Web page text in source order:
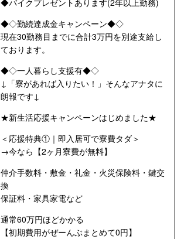
◆バイクプレゼントあります(2年以上勤務)
◆◇勤続達成金キャンペーン◆◇
現在30勤務目までに合計3万円を別途支給し
ております。
◆◇一人暮らし支援有◆◇
↓「寮があれば入りたい！」そんなアナタに
朗報です↓
★新生活応援キャンペーンはじめました★
＜応援特典①｜即入居可で寮費タダ＞
→今なら【2ヶ月寮費が無料】
仲介手数料・敷金・礼金・火災保険料・鍵交
換
保証料・家具家電など
通常60万円ほどかかる
【初期費用がぜーんぶまとめて0円】